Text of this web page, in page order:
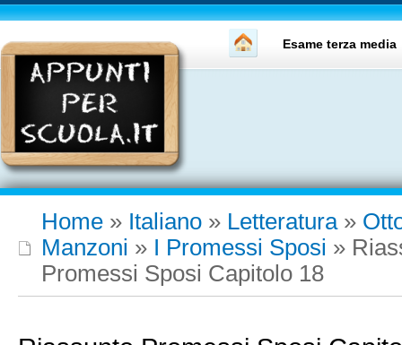
Esame terza media
Home » Italiano » Letteratura»
Manzoni » I Promessi Sposi »
Promessi Sposi Capitolo 18